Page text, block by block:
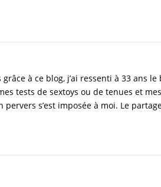
à ce blog, j’ai ressenti à 33 ans
tests de sextoys ou de tenues et
s’est imposée à moi. Le